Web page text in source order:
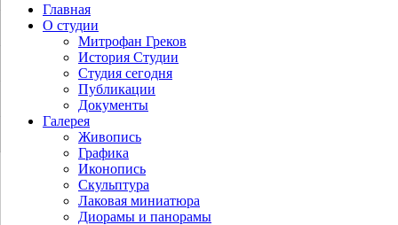
Главная
О студии
Митрофан Греков
История Студии
Студия сегодня
Публикации
Документы
Галерея
Живопись
Графика
Иконопись
Скульптура
Лаковая миниатюра
Диорамы и панорамы